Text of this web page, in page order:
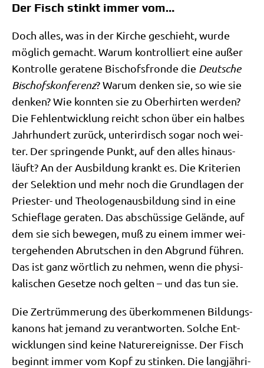
Der Fisch stinkt immer vom…
Doch alles, was in der Kir­che geschieht, wur­de
mög­lich gemacht. War­um kon­trol­liert eine außer
Kon­trol­le gera­te­ne Bischofs­fron­de die Deut­sche
Bischofs­kon­fe­renz? War­um den­ken sie, so wie sie
den­ken? Wie konn­ten sie zu Ober­hir­ten wer­den?
Die Fehl­ent­wick­lung reicht schon über ein hal­bes
Jahr­hun­dert zurück, unter­ir­disch sogar noch wei­
ter. Der sprin­gen­de Punkt, auf den alles hin­aus­
läuft? An der Aus­bil­dung krankt es. Die Kri­te­ri­en
der Selek­ti­on und mehr noch die Grund­la­gen der
Prie­ster- und Theo­lo­gen­aus­bil­dung sind in eine
Schief­la­ge gera­ten. Das abschüs­si­ge Gelän­de, auf
dem sie sich bewe­gen, muß zu einem immer wei­
ter­ge­hen­den Abrut­schen in den Abgrund füh­ren.
Das ist ganz wört­lich zu neh­men, wenn die phy­si­
ka­li­schen Geset­ze noch gel­ten – und das tun sie.
Die Zer­trüm­me­rung des über­kom­me­nen Bil­dungs­
ka­nons hat jemand zu ver­ant­wor­ten. Sol­che Ent­
wick­lun­gen sind kei­ne Natur­er­eig­nis­se. Der Fisch
beginnt immer vom Kopf zu stin­ken. Die lang­jäh­ri­